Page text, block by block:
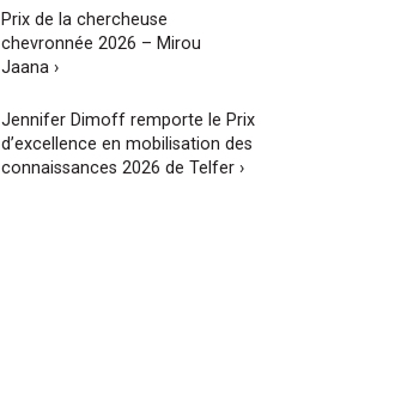
Prix de la chercheuse
chevronnée 2026 – Mirou
Jaana ›
Jennifer Dimoff remporte le Prix
d’excellence en mobilisation des
connaissances 2026 de Telfer ›